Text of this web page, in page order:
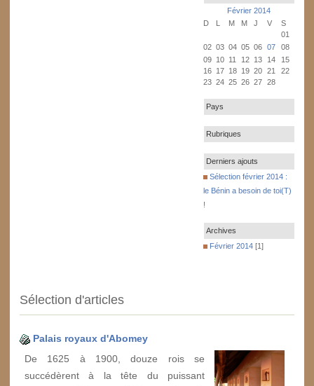
Février 2014
D
L M M J V
S
01
02 03 04 05 06 07
08
09 10 11 12 13 14
15
16 17 18 19 20 21
22
23 24 25 26 27 28
Pays
Rubriques
Derniers ajouts
Sélection février 2014 :
le Bénin a besoin de toi(T)
!
Archives
Février 2014 [1]
Sélection d'articles
Palais royaux d'Abomey
De 1625 à 1900, douze rois se
succédèrent à la tête du puissant